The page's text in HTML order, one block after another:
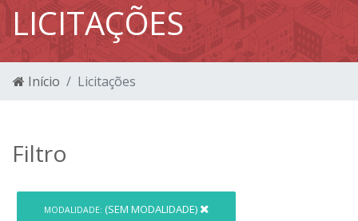
LICITAÇÕES
Início Licitações
Filtro
MODALIDADE: (SEM MODALIDADE)